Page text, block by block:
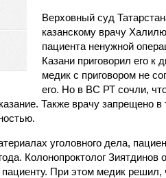
Верховный суд
казанскому врачу
пациента ненужной
Казани приговорил его к
медик с приговором не
его. Но в ВС РТ сочли,
Также врачу запрещено в
уголовного дела,
Колонопроктолог
пациенту. При этом медик